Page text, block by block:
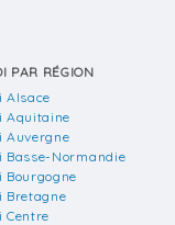
PAR RÉGION
Alsace
Aquitaine
Auvergne
Basse-Normandie
Bourgogne
Bretagne
Centre